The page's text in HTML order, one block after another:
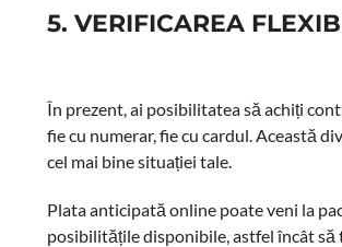
5. VERIFICAREA
În prezent, ai posibilitatea să achiți
fie cu numerar, fie cu cardul. Această
cel mai bine situației tale.
Plata anticipată online poate veni la
posibilitățile disponibile, astfel încât să